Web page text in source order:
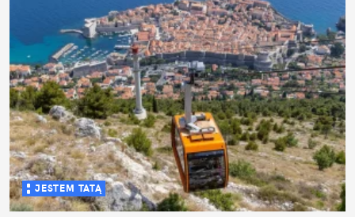
JESTEM TATĄ